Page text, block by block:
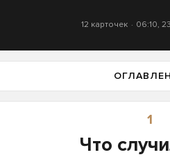
12 карточек 06:10,
1
Что